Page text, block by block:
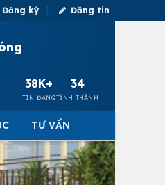
Đăng ký Đăng tin
38K+
TIN ĐĂNG
34
TỈNH THÀNH
TƯ VẤN